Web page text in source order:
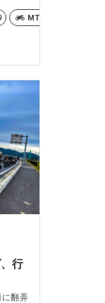
AMT MT-10
行
翻弄